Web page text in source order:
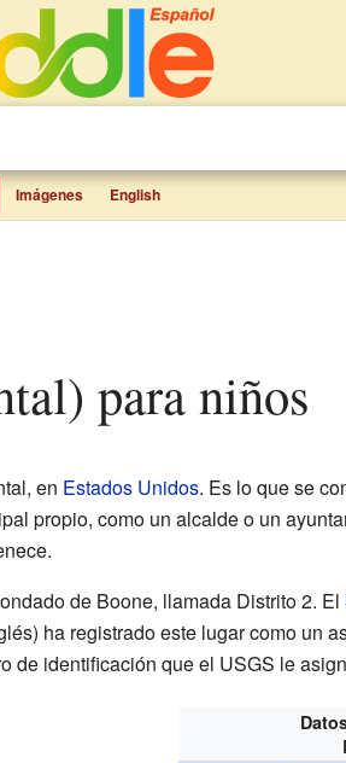
Imágenes English
para niños
en Estados Unidos. Es lo que se
propio, como un alcalde o un
de Boone, llamada Distrito 2. El
ha registrado este lugar como un
de identificación que el USGS le